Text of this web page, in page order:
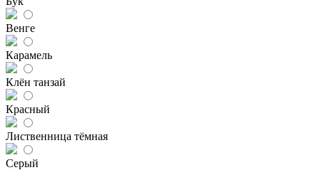
Венге
Карамель
Клён танзай
Красный
Лиственница тёмная
Серый